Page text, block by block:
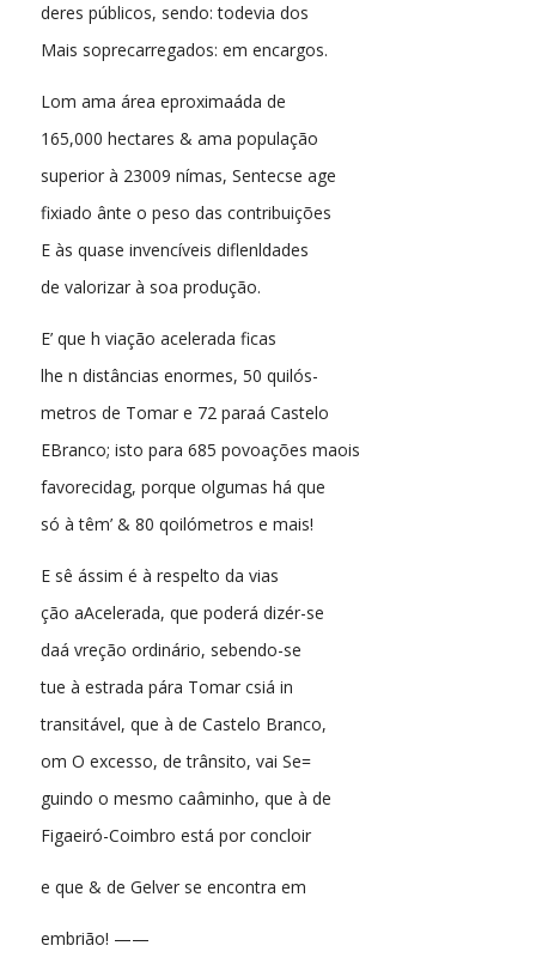
deres públicos, sendo: todevia dos
Mais soprecarregados: em encargos.
Lom ama área eproximaáda de
165,000 hectares & ama população
superior à 23009 nímas, Sentecse age
fixiado ânte o peso das contribuições
E às quase invencíveis diflenldades
de valorizar à soa produção.
E’ que h viação acelerada ficas
lhe n distâncias enormes, 50 quilós-
metros de Tomar e 72 paraá Castelo
EBranco; isto para 685 povoações maois
favorecidag, porque olgumas há que
só à têm’ & 80 qoilómetros e mais!
E sê ássim é à respelto da vias
ção aAcelerada, que poderá dizér-se
daá vreção ordinário, sebendo-se
tue à estrada pára Tomar csiá in
transitável, que à de Castelo Branco,
om O excesso, de trânsito, vai Se=
guindo o mesmo caâminho, que à de
Figaeiró-Coimbro está por concloir
e que & de Gelver se encontra em
embrião! ——